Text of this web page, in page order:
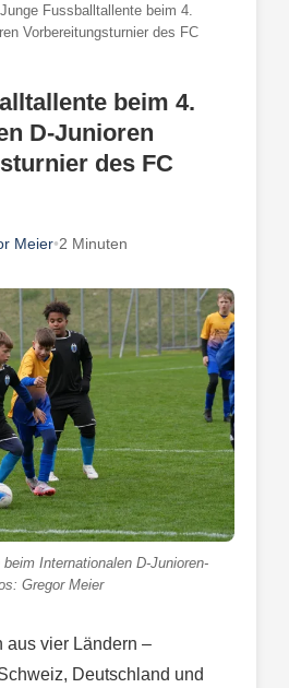
Junge Fussballtallente beim 4.
Vorbereitungsturnier des FC
beim 4.
D-Junioren
des FC
Meier•2 Minuten
Internationalen D-Junioren-
Gregor Meier
aus vier Ländern –
Deutschland und